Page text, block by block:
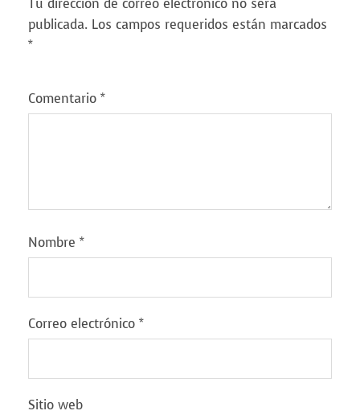
Tu dirección de correo electrónico no será
publicada. Los campos requeridos están marcados
*
Comentario *
Nombre *
Correo electrónico *
Sitio web